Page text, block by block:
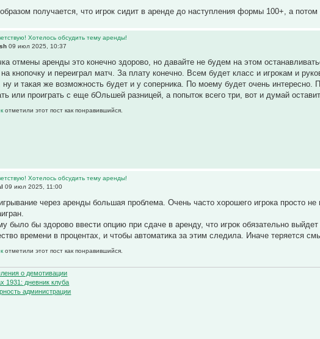
получается, что игрок сидит в аренде до наступления формы 100+, а
Хотелось обсудить тему аренды!
09 июл 2025, 10:37
отмены аренды это конечно здорово, но давайте не будем на этом
кнопочку и переиграл матч. За плату конечно. Всем будет класс и игрокам и
ну и такая же возможность будет и у соперника. По моему будет очень
или проиграть с еще бОльшей разницей, а попыток всего три, вот и думай
отметили этот пост как понравившийся.
Хотелось обсудить тему аренды!
09 июл 2025, 11:00
через аренды большая проблема. Очень часто хорошего игрока просто
было бы здорово ввести опцию при сдаче в аренду, что игрок обязательно
времени в процентах, и чтобы автоматика за этим следила. Иначе теряется
отметили этот пост как понравившийся.
о демотивации
1931: дневник клуба
администрации